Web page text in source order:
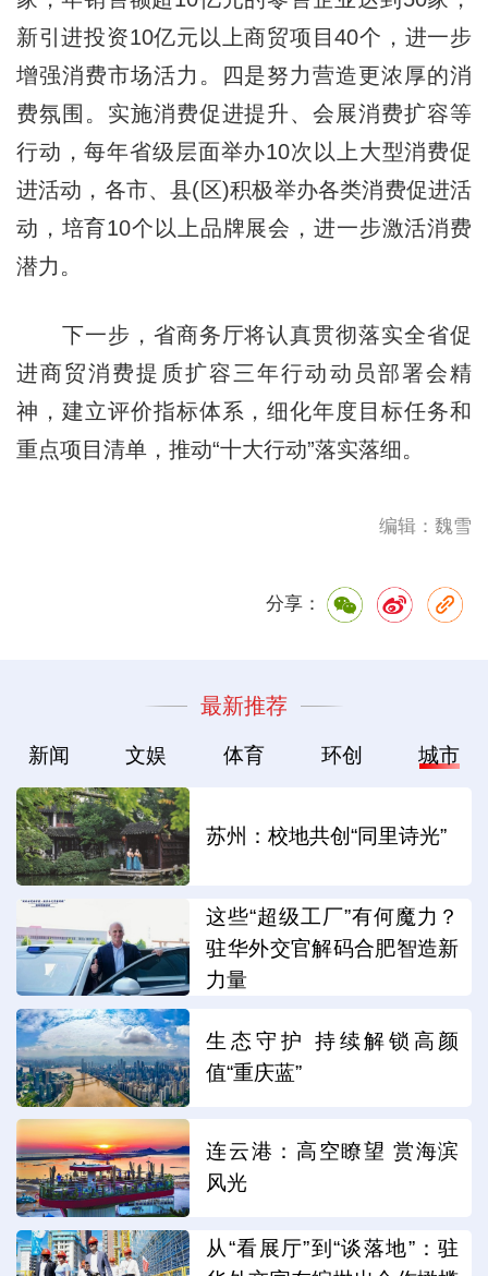
新引进投资10亿元以上商贸项目40个，进一步
增强消费市场活力。四是努力营造更浓厚的消
费氛围。实施消费促进提升、会展消费扩容等
行动，每年省级层面举办10次以上大型消费促
进活动，各市、县(区)积极举办各类消费促进活
动，培育10个以上品牌展会，进一步激活消费
潜力。
下一步，省商务厅将认真贯彻落实全省促
进商贸消费提质扩容三年行动动员部署会精
神，建立评价指标体系，细化年度目标任务和
重点项目清单，推动“十大行动”落实落细。
编辑：魏雪
分享：
最新推荐
新闻 文娱 体育 环创 城市
苏州：校地共创“同里诗光”
这些“超级工厂”有何魔力？
驻华外交官解码合肥智造新
力量
生态守护 持续解锁高颜
值“重庆蓝”
连云港：高空瞭望 赏海滨
风光
从“看展厅”到“谈落地”：驻